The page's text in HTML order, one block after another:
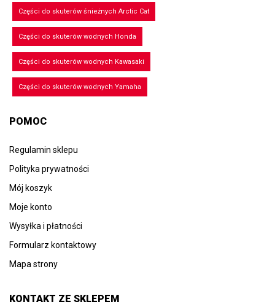
Części do skuterów śnieżnych Arctic Cat
Części do skuterów wodnych Honda
Części do skuterów wodnych Kawasaki
Części do skuterów wodnych Yamaha
POMOC
Regulamin sklepu
Polityka prywatności
Mój koszyk
Moje konto
Wysyłka i płatności
Formularz kontaktowy
Mapa strony
KONTAKT ZE SKLEPEM